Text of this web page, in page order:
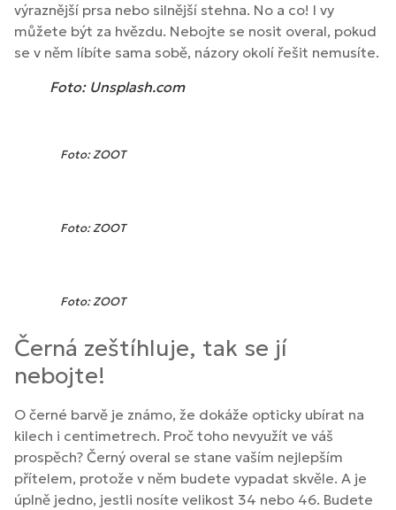
výraznější prsa nebo silnější stehna. No a co! I vy
můžete být za hvězdu. Nebojte se nosit overal, pokud
se v něm líbíte sama sobě, názory okolí řešit nemusíte.
Foto: Unsplash.com
Foto: ZOOT
Foto: ZOOT
Foto: ZOOT
Černá zeštíhluje, tak se jí
nebojte!
O černé barvě je známo, že dokáže opticky ubírat na
kilech i centimetrech. Proč toho nevyužít ve váš
prospěch? Černý overal se stane vaším nejlepším
přítelem, protože v něm budete vypadat skvěle. A je
úplně jedno, jestli nosíte velikost 34 nebo 46. Budete